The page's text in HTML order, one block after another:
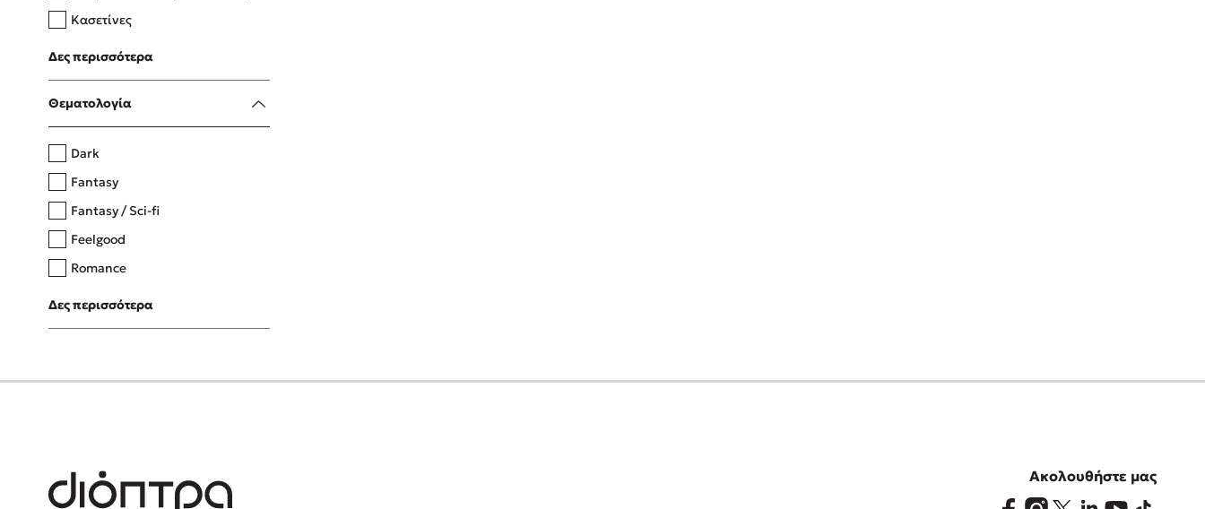
Πάνω, κάτω, μπροστά, πίσω
Η μέθοδος Αφήστε τους
Κασετίνες
Λευκώματα - Έγχρωμοι οδηγοί
Μαγειρική
Δες περισσότερα
Θεματολογία
Dark
Fantasy
Fantasy / Sci-fi
Feelgood
Romance
Upmarket
Young Adult
Δες περισσότερα
Ακολουθήστε μας